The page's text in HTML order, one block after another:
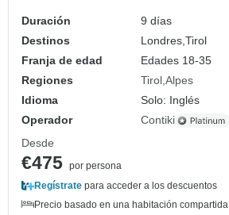
Duración
9 días
Destinos
Londres,Tirol
Franja de edad
Edades 18-35
Regiones
Tirol Alpes
Idioma
Solo: Inglés
Operador
Contiki
Desde
€475 por persona
Regístrate para acceder a los descuentos
Precio basado en una habitación compartida